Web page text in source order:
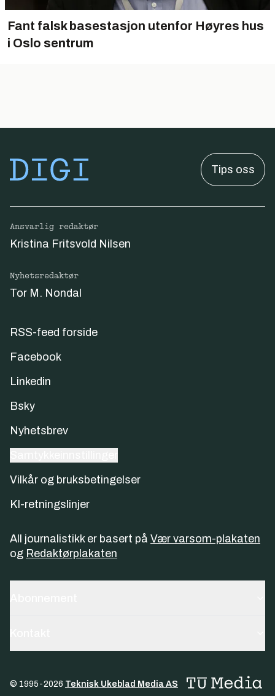
Fant falsk basestasjon utenfor Høyres hus
i Oslo sentrum
Tips oss
Ansvarlig redaktør
Kristina Fritsvold Nilsen
Nyhetsredaktør
Tor M. Nondal
RSS-feed forside
Facebook
Linkedin
Bsky
Nyhetsbrev
Vilkår og bruksbetingelser
KI-retningslinjer
All journalistikk er basert på Vær varsom-plakaten
og Redaktørplakaten
© 1995-2026 Teknisk Ukeblad Media AS